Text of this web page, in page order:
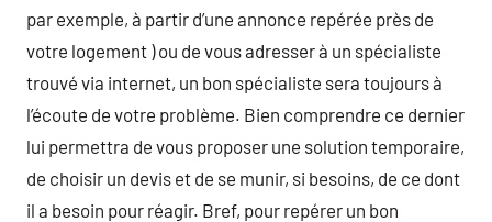
par exemple, à partir d’une annonce repérée près de
votre logement ) ou de vous adresser à un spécialiste
trouvé via internet, un bon spécialiste sera toujours à
l’écoute de votre problème. Bien comprendre ce dernier
lui permettra de vous proposer une solution temporaire,
de choisir un devis et de se munir, si besoins, de ce dont
il a besoin pour réagir. Bref, pour repérer un bon